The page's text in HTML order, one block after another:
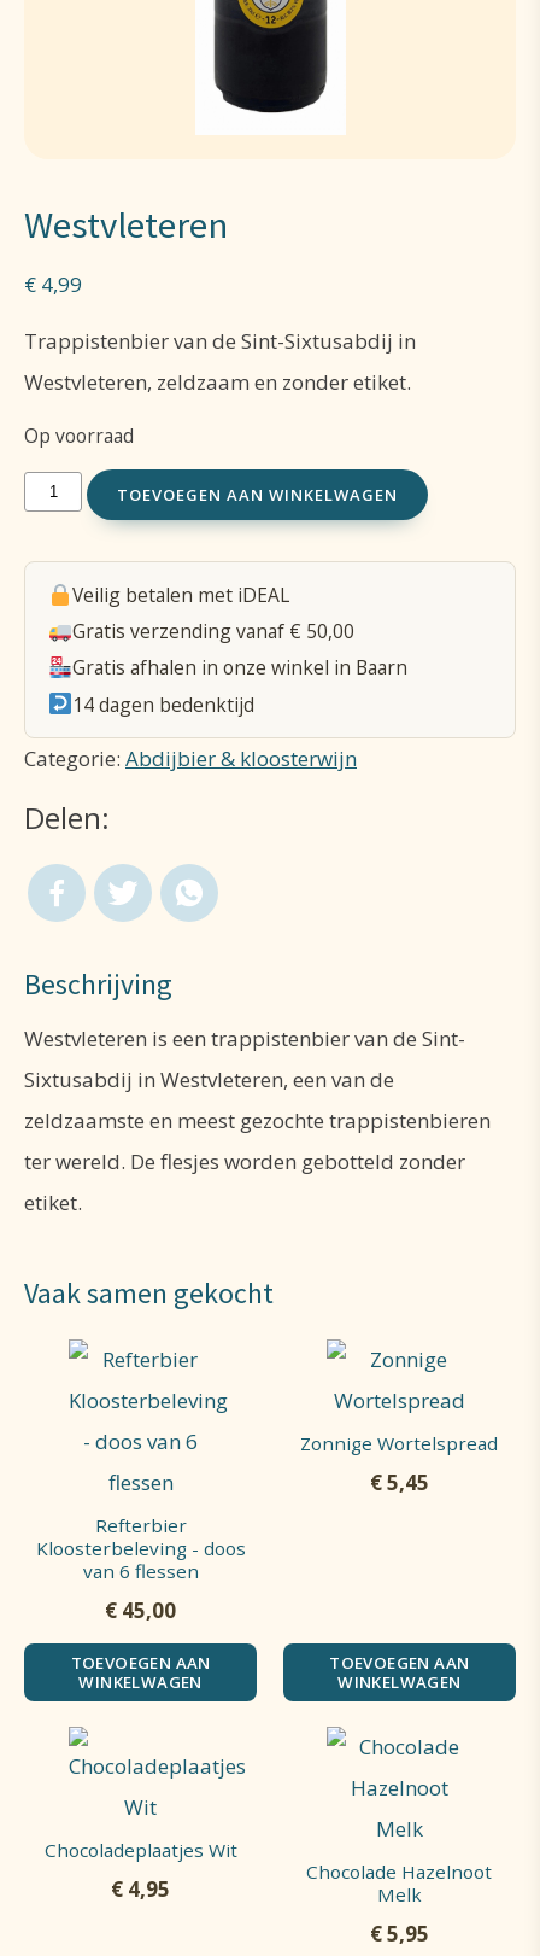
Westvleteren
€ 4,99
Trappistenbier van de Sint-Sixtusabdij in
Westvleteren, zeldzaam en zonder etiket.
Op voorraad
WestvleterenTOEVOEGEN AAN WINKELWAGEN
Veilig betalen met iDEAL
Gratis verzending vanaf € 50,00
Gratis afhalen in onze winkel in Baarn
14 dagen bedenktijd
Categorie: Abdijbier & kloosterwijn
Delen:
Beschrijving
Westvleteren is een trappistenbier van de Sint-
Sixtusabdij in Westvleteren, een van de
zeldzaamste en meest gezochte trappistenbieren
ter wereld. De flesjes worden gebotteld zonder
etiket.
Vaak samen gekocht
Refterbier
Kloosterbeleving - doos
van 6 flessen
€ 45,00
TOEVOEGEN AAN
WINKELWAGEN
Zonnige Wortelspread
€5,45
TOEVOEGEN AAN
WINKELWAGEN
Chocoladeplaatjes Wit
€ 4,95
Chocolade Hazelnoot
Melk
€5,95